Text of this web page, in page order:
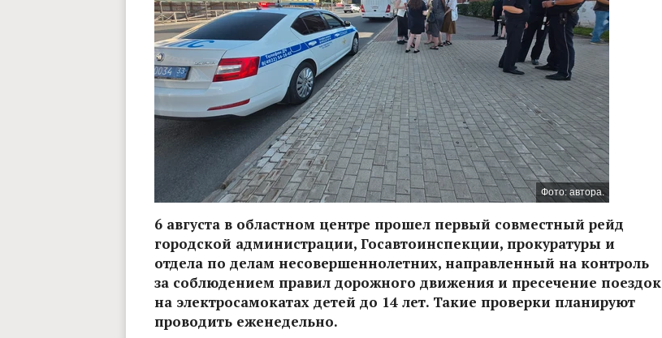
Фото: автора.
6 августа в областном центре прошел первый совместный рейд
городской администрации, Госавтоинспекции, прокуратуры и
отдела по делам несовершеннолетних, направленный на контроль
за соблюдением правил дорожного движения и пресечение поездок
на электросамокатах детей до 14 лет. Такие проверки планируют
проводить еженедельно.